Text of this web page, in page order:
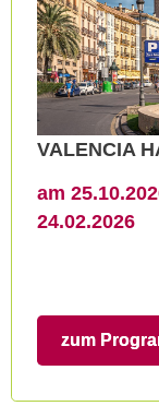
VALENCIA
am
24.02.2026
zum